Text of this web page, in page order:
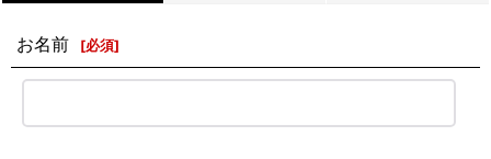
お名前 [必須]